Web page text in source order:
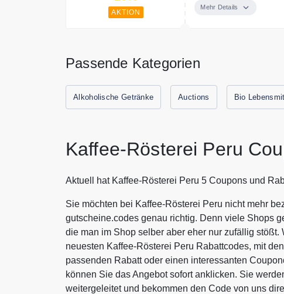
AKTION
Mehr Details
Passende Kategorien
Alkoholische Getränke Auctions Bio
Kaffee-Rösterei Peru
Aktuell hat Kaffee-Rösterei Peru 5 Coupons und
Sie möchten bei Kaffee-Rösterei Peru nicht mehr
gutscheine.codes genau richtig. Denn viele Shops
die man im Shop selber aber eher nur zufällig
neuesten Kaffee-Rösterei Peru Rabattcodes, mit
passenden Rabatt oder einen interessanten
können Sie das Angebot sofort anklicken. Sie
weitergeleitet und bekommen den Code von uns